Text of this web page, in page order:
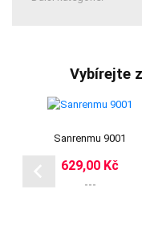
Vybírejte
Sanrenmu 9001
629,00 Kč
---